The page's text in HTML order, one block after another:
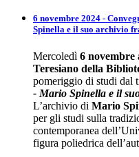
6 novembre 2024 -
Spinella e il suo archivio
Mercoledì 6 novembre
Teresiano della
pomeriggio di studi dal
- Mario Spinella e il
L’archivio di Mario
per gli studi sulla
contemporanea
figura poliedrica